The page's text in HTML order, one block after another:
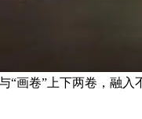
“画卷”上下两卷，融入